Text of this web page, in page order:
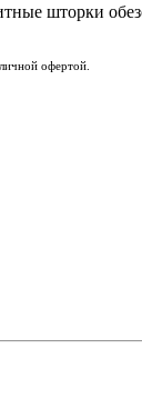
шторки
офертой.